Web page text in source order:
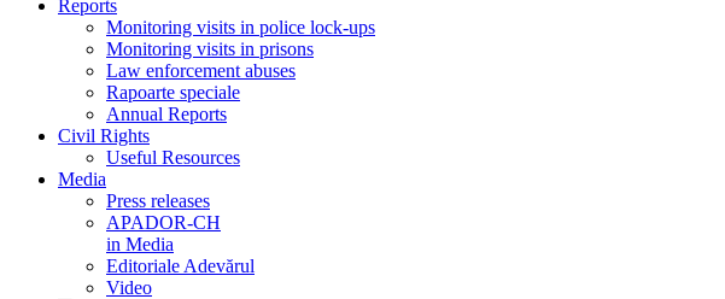
Reports
Monitoring visits in police lock-ups
Monitoring visits in prisons
Law enforcement abuses
Rapoarte speciale
Annual Reports
Civil Rights
Useful Resources
Media
Press releases
APADOR-CH
in Media
Editoriale Adevărul
Video